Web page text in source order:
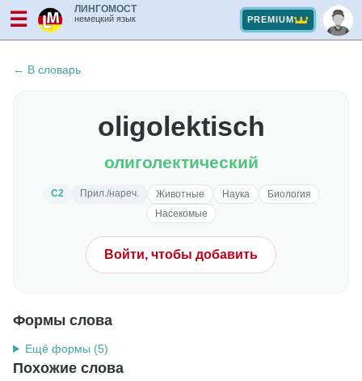
☰ ЛИНГОМОСТ
немецкий язык PREMIUM
← В словарь
oligolektisch
олиголектический
C2 Прил./нареч. Животные Наука
Биология
Насекомые
Войти, чтобы добавить
Формы слова
Ещё формы (5)
Похожие слова